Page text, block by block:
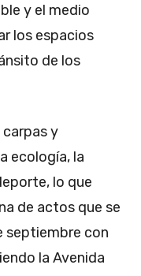
y el medio
los espacios
de los
carpas y
ecología, la
lo que
de actos que se
septiembre con
la Avenida